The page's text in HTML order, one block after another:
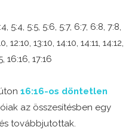
5:4, 5:5, 5:6, 5:7, 6:7, 6:8, 7:8,
13:10, 14:10, 14:11, 14:12,
16:16, 17:16
16:16-os döntetlen
az összesítésben egy
továbbjutottak.